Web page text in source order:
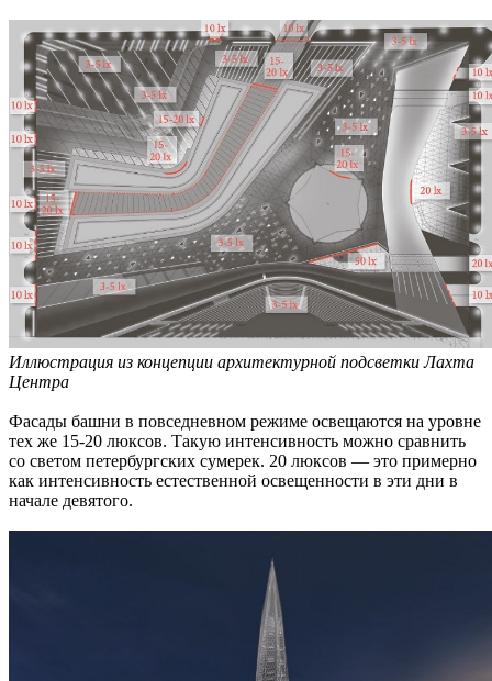
Иллюстрация из концепции архитектурной подсветки Лахта
Центра
Фасады башни в повседневном режиме освещаются на уровне
тех же 15-20 люксов. Такую интенсивность можно сравнить
со светом петербургских сумерек. 20 люксов — это примерно
как интенсивность естественной освещенности в эти дни в
начале девятого.